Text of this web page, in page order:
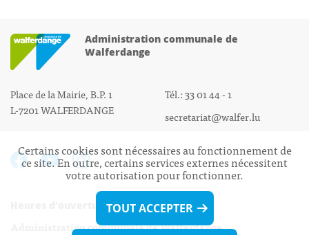
Administration communale de
Walferdange
Place de la Mairie, B.P. 1
L-7201 WALFERDANGE
Tél.: 33 01 44 - 1
secretariat@walfer.lu
Heures d’ouverture:
Administration communale de Walferdange
Certains cookies sont nécessaires au fonctionnement de
ce site. En outre, certains services externes nécessitent
votre autorisation pour fonctionner.
TOUT ACCEPTER